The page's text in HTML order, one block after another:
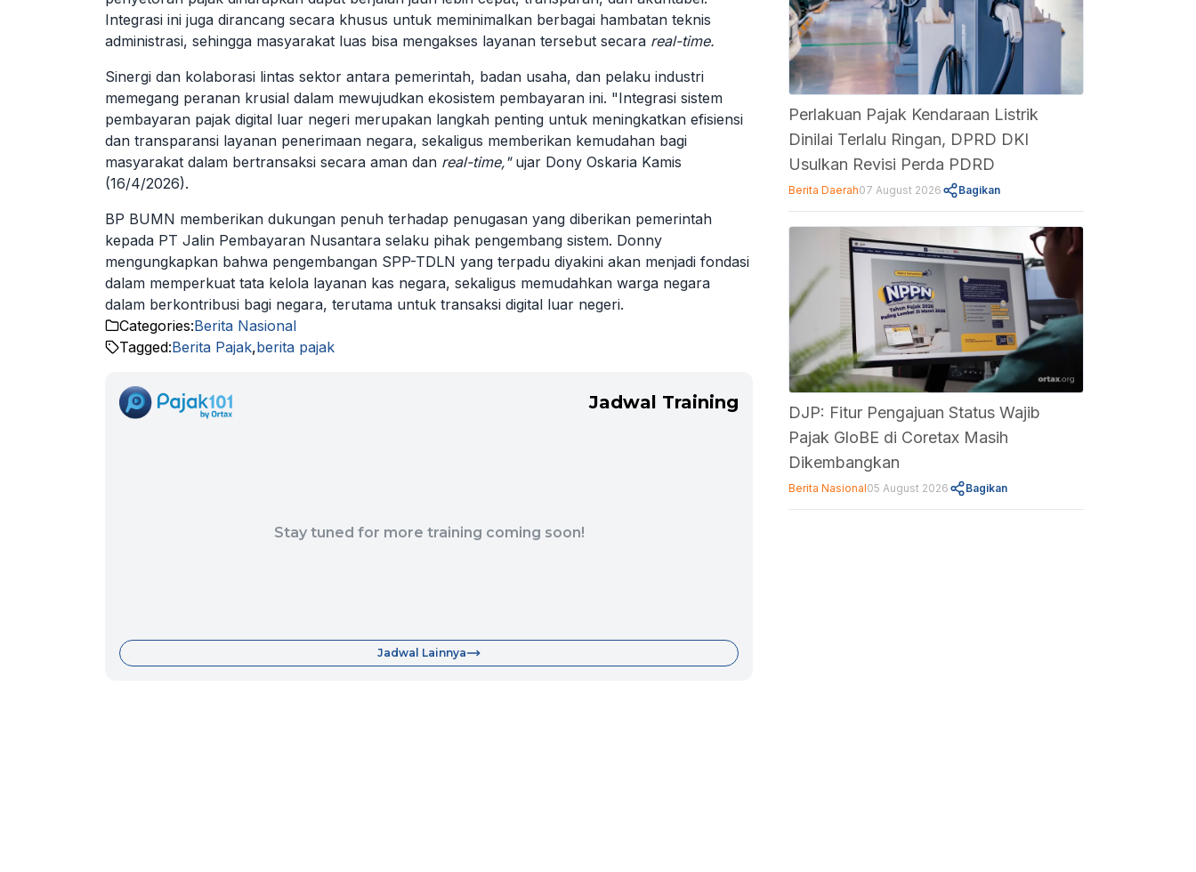
Integrasi ini juga dirancang secara khusus untuk meminimalkan berbagai hambatan teknis
administrasi, sehingga masyarakat luas bisa mengakses layanan tersebut secara real-time.
Sinergi dan kolaborasi lintas sektor antara pemerintah, badan usaha, dan pelaku industri
memegang peranan krusial dalam mewujudkan ekosistem pembayaran ini. "Integrasi sistem
pembayaran pajak digital luar negeri merupakan langkah penting untuk meningkatkan efisiensi
dan transparansi layanan penerimaan negara, sekaligus memberikan kemudahan bagi
masyarakat dalam bertransaksi secara aman dan real-time," ujar Dony Oskaria Kamis
(16/4/2026).
BP BUMN memberikan dukungan penuh terhadap penugasan yang diberikan pemerintah
kepada PT Jalin Pembayaran Nusantara selaku pihak pengembang sistem. Donny
mengungkapkan bahwa pengembangan SPP-TDLN yang terpadu diyakini akan menjadi fondasi
dalam memperkuat tata kelola layanan kas negara, sekaligus memudahkan warga negara
dalam berkontribusi bagi negara, terutama untuk transaksi digital luar negeri.
Categories:Berita Nasional
Tagged:Berita Pajak,berita pajak
Jadwal Training
Stay tuned for more training coming soon!
Jadwal Lainnya
Perlakuan Pajak Kendaraan Listrik
Dinilai Terlalu Ringan, DPRD DKI
Usulkan Revisi Perda PDRD
Berita Daerah07 August 2026 Bagikan
DJP: Fitur Pengajuan Status Wajib
Pajak GloBE di Coretax Masih
Dikembangkan
Berita Nasional05 August 2026 Bagikan